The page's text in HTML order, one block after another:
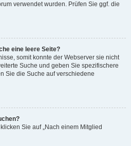
verwendet wurden. Prüfen Sie ggf. die
eine leere Seite?
somit konnte der Webserver sie nicht
Suche und geben Sie spezifischere
Sie die Suche auf verschiedene
Sie auf „Nach einem Mitglied